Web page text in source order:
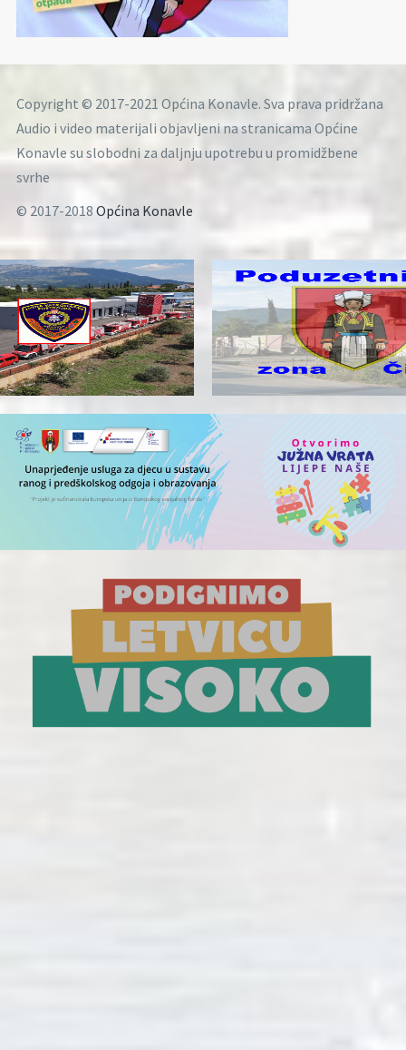
Copyright © 2017-2021 Općina Konavle. Sva prava pridržana
Audio i video materijali objavljeni na stranicama Općine
Konavle su slobodni za daljnju upotrebu u promidžbene
svrhe
© 2017-2018 Općina Konavle